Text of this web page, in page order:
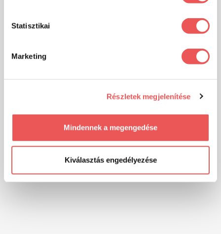
Statisztikai
Marketing
Részletek megjelenítése
Mindennek a megengedése
Kiválasztás engedélyezése